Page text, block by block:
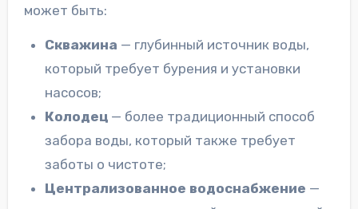
может быть:
Скважина — глубинный источник воды,
который требует бурения и установки
насосов;
Колодец— более традиционный способ
забора воды, который также требует
заботы о чистоте;
Централизованное водоснабжение —